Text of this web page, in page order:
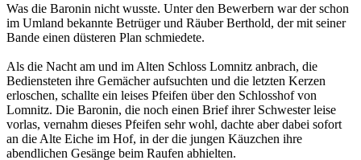
Was die Baronin nicht wusste. Unter den Bewerbern war der schon
im Umland bekannte Betrüger und Räuber Berthold, der mit seiner
Bande einen düsteren Plan schmiedete.
Als die Nacht am und im Alten Schloss Lomnitz anbrach, die
Bediensteten ihre Gemächer aufsuchten und die letzten Kerzen
erloschen, schallte ein leises Pfeifen über den Schlosshof von
Lomnitz. Die Baronin, die noch einen Brief ihrer Schwester leise
vorlas, vernahm dieses Pfeifen sehr wohl, dachte aber dabei sofort
an die Alte Eiche im Hof, in der die jungen Käuzchen ihre
abendlichen Gesänge beim Raufen abhielten.